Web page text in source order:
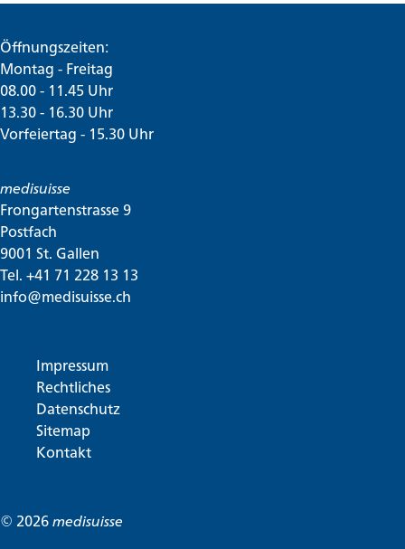
medisuisse
Frongartenstrasse 9
Postfach
9001 St. Gallen
Tel. +41 71 228 13 13
info@medisuisse.ch
Öffnungszeiten:
Montag - Freitag
08.00 - 11.45 Uhr
13.30 - 16.30 Uhr
Vorfeiertag - 15.30 Uhr
© 2026medisuisse
Impressum
Rechtliches
Datenschutz
Sitemap
Kontakt